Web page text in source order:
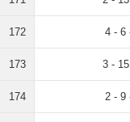
172 4 - 6
173 3 -
174 2 - 9